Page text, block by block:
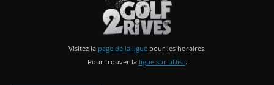
Visitez la page de la liguepour les horaires.
Pour trouver la ligue sur uDisc.